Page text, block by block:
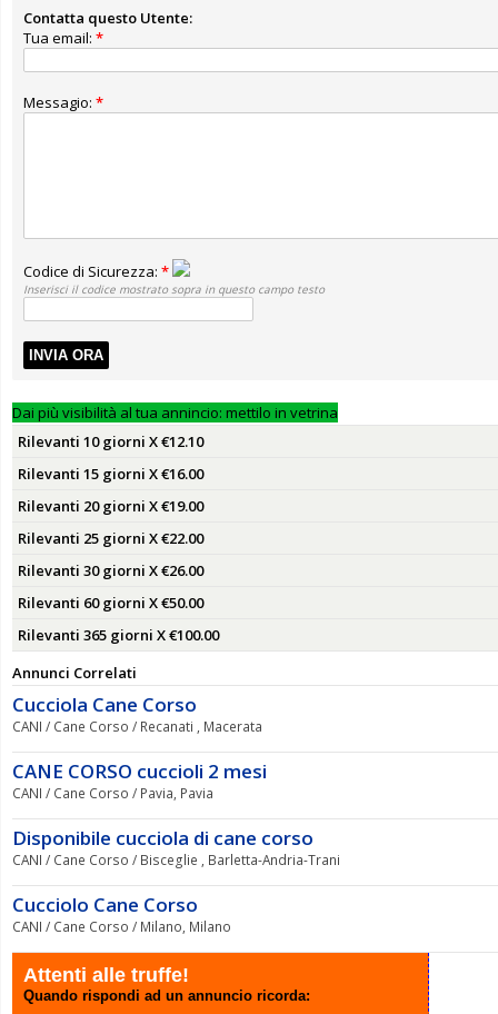
Contatta questo Utente:
Tua email: *
Messagio: *
Codice di Sicurezza: *
Inserisci il codice mostrato sopra in questo campo testo
INVIA ORA
Dai più visibilità al tua annincio: mettilo in vetrina
Rilevanti 10 giorni X €12.10
Rilevanti 15 giorni X €16.00
Rilevanti 20 giorni X €19.00
Rilevanti 25 giorni X €22.00
Rilevanti 30 giorni X €26.00
Rilevanti 60 giorni X €50.00
Rilevanti 365 giorni X €100.00
Annunci Correlati
Cucciola Cane Corso
CANI / Cane Corso / Recanati , Macerata
CANE CORSO cuccioli 2 mesi
CANI / Cane Corso / Pavia, Pavia
Disponibile cucciola di cane corso
CANI / Cane Corso / Bisceglie , Barletta-Andria-Trani
Cucciolo Cane Corso
CANI / Cane Corso / Milano, Milano
Attenti alle truffe!
Quando rispondi ad un annuncio ricorda: